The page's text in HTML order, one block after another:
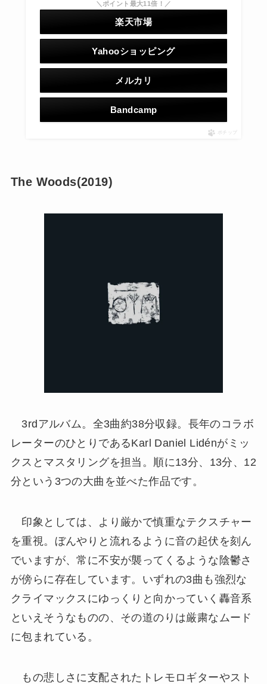
＼ポイント最大11倍！／
楽天市場
Yahooショッピング
メルカリ
Bandcamp
ポチップ
The Woods(2019)
3rdアルバム。全3曲約38分収録。長年のコラボ
レーターのひとりであるKarl Daniel Lidénがミッ
クスとマスタリングを担当。順に13分、13分、12
分という3つの大曲を並べた作品です。
印象としては、より厳かで慎重なテクスチャー
を重視。ぼんやりと流れるように音の起伏を刻ん
でいますが、常に不安が襲ってくるような陰鬱さ
が傍らに存在しています。いずれの3曲も強烈な
クライマックスにゆっくりと向かっていく轟音系
といえそうなものの、その道のりは厳粛なムード
に包まれている。
もの悲しさに支配されたトレモロギターやスト